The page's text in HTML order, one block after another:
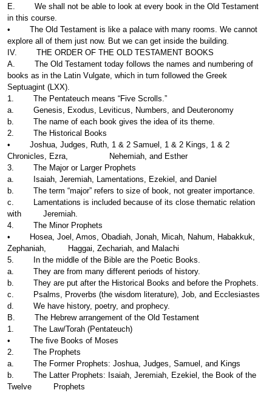
E. We shall not be able to look at every book in the Old Testament
in this course.
• The Old Testament is like a palace with many rooms. We cannot
explore all of them just now. But we can get inside the building.
IV. THE ORDER OF THE OLD TESTAMENT BOOKS
A. The Old Testament today follows the names and numbering of
books as in the Latin Vulgate, which in turn followed the Greek
Septuagint (LXX).
1. The Pentateuch means “Five Scrolls.”
a. Genesis, Exodus, Leviticus, Numbers, and Deuteronomy
b. The name of each book gives the idea of its theme.
2. The Historical Books
• Joshua, Judges, Ruth, 1 & 2 Samuel, 1 & 2 Kings, 1 & 2
Chronicles, Ezra, Nehemiah, and Esther
3. The Major or Larger Prophets
a. Isaiah, Jeremiah, Lamentations, Ezekiel, and Daniel
b. The term “major” refers to size of book, not greater importance.
c. Lamentations is included because of its close thematic relation
with Jeremiah.
4. The Minor Prophets
• Hosea, Joel, Amos, Obadiah, Jonah, Micah, Nahum, Habakkuk,
Zephaniah, Haggai, Zechariah, and Malachi
5. In the middle of the Bible are the Poetic Books.
a. They are from many different periods of history.
b. They are put after the Historical Books and before the Prophets.
c. Psalms, Proverbs (the wisdom literature), Job, and Ecclesiastes
d. We have history, poetry, and prophecy.
B. The Hebrew arrangement of the Old Testament
1. The Law/Torah (Pentateuch)
• The five Books of Moses
2. The Prophets
a. The Former Prophets: Joshua, Judges, Samuel, and Kings
b. The Latter Prophets: Isaiah, Jeremiah, Ezekiel, the Book of the
Twelve Prophets